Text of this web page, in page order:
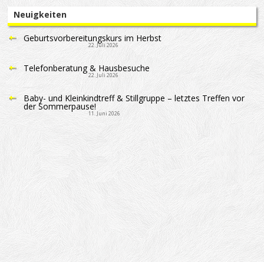
Neuigkeiten
Geburtsvorbereitungskurs im Herbst
22. Juli 2026
Telefonberatung & Hausbesuche
22. Juli 2026
Baby- und Kleinkindtreff & Stillgruppe – letztes Treffen vor
der Sommerpause!
11. Juni 2026